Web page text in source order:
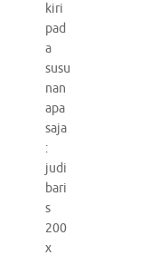
kiri
pad
a
susu
nan
apa
saja
:
judi
bari
s
200
x